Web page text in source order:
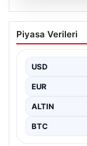
Menderes
ve Çok
soruşturma
ve…
Piyasa Verileri
USD
EUR
ALTIN
BTC